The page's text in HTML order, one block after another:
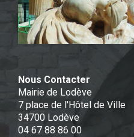
Nous Contacter
Mairie de Lodève
7 place de l'Hôtel de Ville
34700 Lodève
04 67 88 86 00